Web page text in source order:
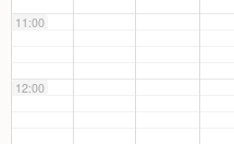
11:00
12:00